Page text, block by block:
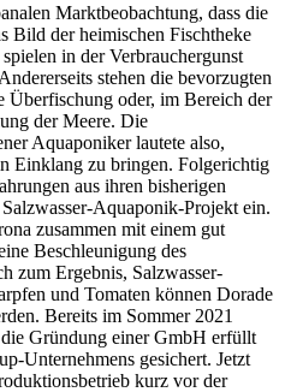
Marktbeobachtung, dass die
Bild der heimischen Fischtheke
in der Verbrauchergunst
stehen die bevorzugten
Überfischung oder, im Bereich der
der Meere. Die
Aquaponiker lautete also,
Einklang zu bringen. Folgerichtig
aus ihren bisherigen
Aquaponik-Projekt ein.
zusammen mit einem gut
Beschleunigung des
zum Ergebnis, Salzwasser-
und Tomaten können Dorade
Bereits im Sommer 2021
Gründung einer GmbH erfüllt
Unternehmens gesichert. Jetzt
kurz vor der